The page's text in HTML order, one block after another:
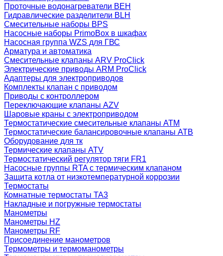
Проточные водонагреватели BEH
Гидравлические разделители BLH
Смесительные наборы BPS
Насосные наборы PrimoBox в шкафах
Насосная группа WZS для ГВС
Арматура и автоматика
Смесительные клапаны ARV ProClick
Электрические приводы ARM ProClick
Адаптеры для электроприводов
Комплекты клапан с приводом
Приводы с контроллером
Переключающие клапаны AZV
Шаровые краны с электроприводом
Термостатические смесительные клапаны ATM
Термостатические балансировочные клапаны ATB
Оборудование для тк
Термические клапаны ATV
Термостатический регулятор тяги FR1
Насосные группы RTA с термическим клапаном
Защита котла от низкотемпературной коррозии
Термостаты
Комнатные термостаты TA3
Накладные и погружные термостаты
Манометры
Манометры HZ
Манометры RF
Присоединение манометров
Термометры и термоманометры